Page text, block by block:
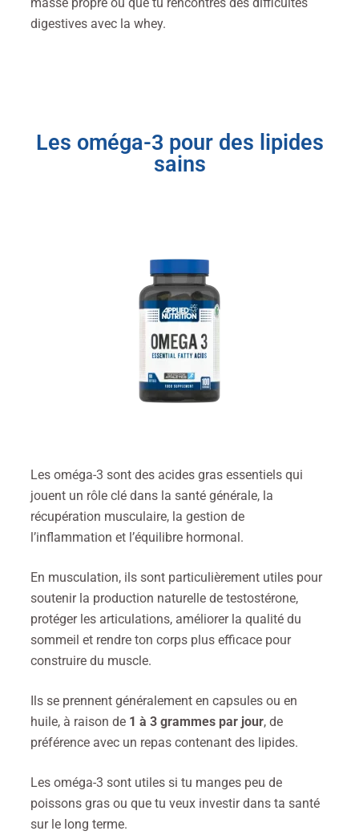
masse propre ou que tu rencontres des difficultés
digestives avec la whey.
Les oméga-3 pour des lipides
sains
Les oméga-3 sont des acides gras essentiels qui
jouent un rôle clé dans la santé générale, la
récupération musculaire, la gestion de
l’inflammation et l’équilibre hormonal.
En musculation, ils sont particulièrement utiles pour
soutenir la production naturelle de testostérone,
protéger les articulations, améliorer la qualité du
sommeil et rendre ton corps plus efficace pour
construire du muscle.
Ils se prennent généralement en capsules ou en
huile, à raison de 1 à 3 grammes par jour, de
préférence avec un repas contenant des lipides.
Les oméga-3 sont utiles si tu manges peu de
poissons gras ou que tu veux investir dans ta santé
sur le long terme.